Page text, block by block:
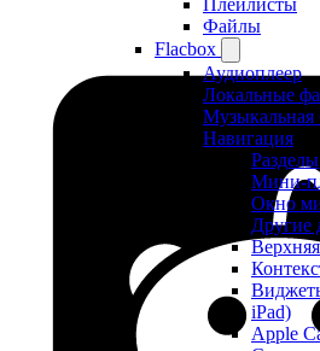
Плейлисты
Файлы
Flacbox
Аудиоплеер
Локальные
Музыкальная
Навигация
Разделы
Мини-
Окно
Другие
iPad)
Apple